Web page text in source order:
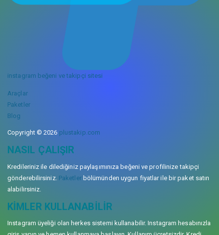
instagram beğeni ve takipçi sitesi
Araçlar
Paketler
Blog
Copyright © 2026 plustakip.com
NASIL ÇALIŞIR
Kredileriniz ile dilediğiniz paylaşımınıza beğeni ve profilinize takipçi
gönderebilirsiniz. Paketlerbölümünden uygun fiyatlar ile bir paket satın
alabilirsiniz.
KIMLER KULLANABILIR
Instagram üyeliği olan herkes sistemi kullanabilir. Instagram hesabınızla